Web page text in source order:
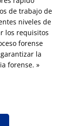
de trabajo de
niveles de
los requisitos
forense
la
forense. »